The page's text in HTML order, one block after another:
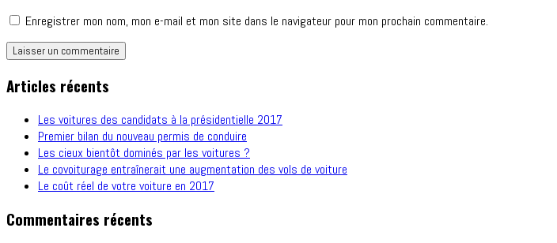
Enregistrer mon nom, mon e-mail et mon site dans le navigateur pour mon prochain commentaire.
Articles récents
Les voitures des candidats à la présidentielle 2017
Premier bilan du nouveau permis de conduire
Les cieux bientôt dominés par les voitures ?
Le covoiturage entraînerait une augmentation des vols de voiture
Le coût réel de votre voiture en 2017
Commentaires récents